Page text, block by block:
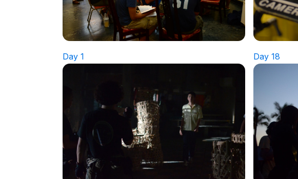
Day 1 Day 18